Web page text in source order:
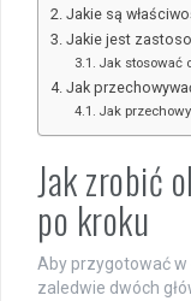
Jakie są
Jakie jest
Jak stosować
Jak
Jak
Jak zrobić
po kroku
Aby przygotować
zaledwie dwóch